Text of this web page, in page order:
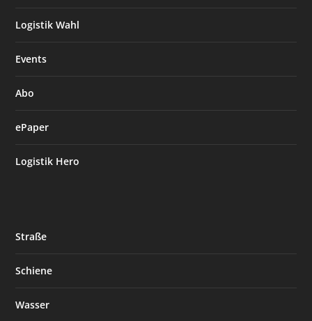
Logistik Wahl
Events
Abo
ePaper
Logistik Hero
Straße
Schiene
Wasser